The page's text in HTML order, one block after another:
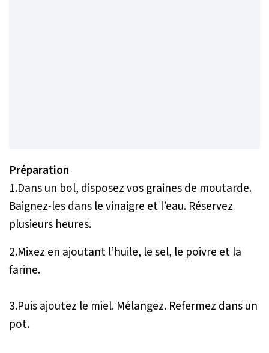
Préparation
1.Dans un bol, disposez vos graines de moutarde.
Baignez-les dans le vinaigre et l’eau. Réservez
plusieurs heures.
2.Mixez en ajoutant l’huile, le sel, le poivre et la
farine.
3.Puis ajoutez le miel. Mélangez. Refermez dans un
pot.